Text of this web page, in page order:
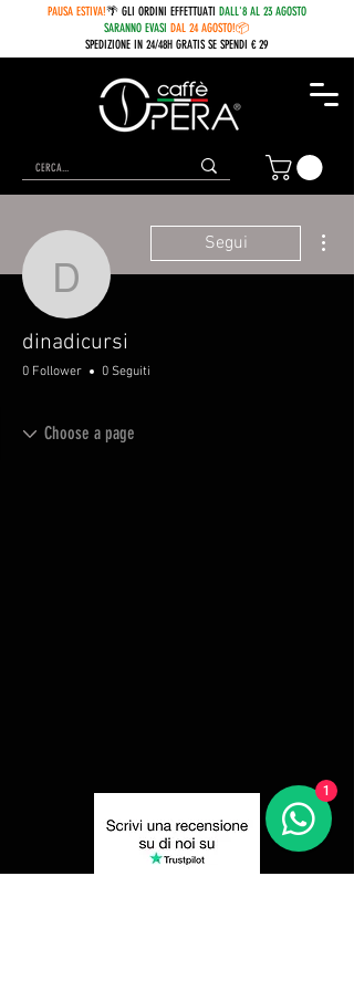
PAUSA ESTIVA!🌴 GLI ORDINI EFFETTUATI DALL'8 AL 23 AGOSTO
SARANNO EVASI DAL 24 AGOSTO!📦
SPEDIZIONE IN 24/48H GRATIS SE SPENDI € 29
dinadicursi
Segui
dinadicursi
0 Follower 0 Seguiti
1